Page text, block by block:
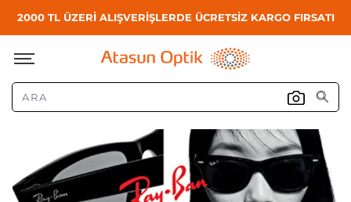
2000 TL ÜZERİ ALIŞVERİŞLERDE ÜCRETSİZ KARGO FIRSATI